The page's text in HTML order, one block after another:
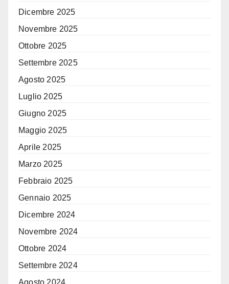
Dicembre 2025
Novembre 2025
Ottobre 2025
Settembre 2025
Agosto 2025
Luglio 2025
Giugno 2025
Maggio 2025
Aprile 2025
Marzo 2025
Febbraio 2025
Gennaio 2025
Dicembre 2024
Novembre 2024
Ottobre 2024
Settembre 2024